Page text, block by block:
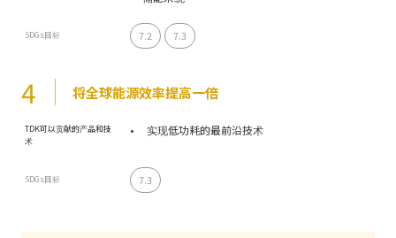
SDGs目标 7.2 7.3
4 将全球能源效率提高一倍
TDK可以贡献的产品和技
术
实现低功耗的最前沿技术
SDGs目标 7.3